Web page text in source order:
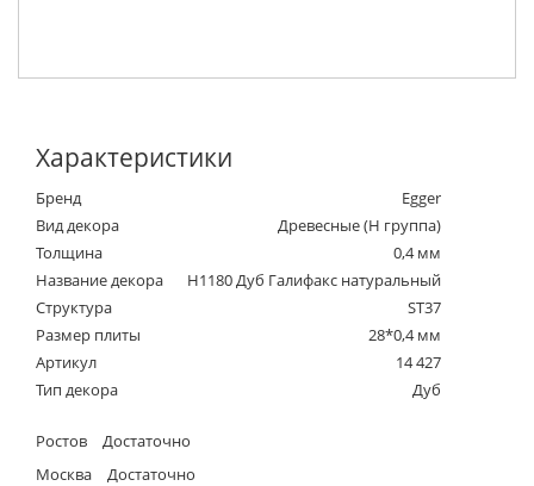
Характеристики
Бренд
Egger
Вид декора
Древесные (Н группа)
Толщина
0,4 мм
Название декора
H1180 Дуб Галифакс натуральный
Структура
ST37
Размер плиты
28*0,4 мм
Артикул
14 427
Тип декора
Дуб
Ростов
Достаточно
Москва
Достаточно